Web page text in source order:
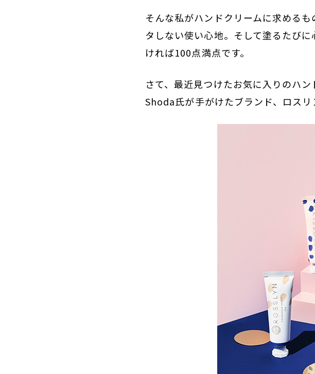
そんな私がハンドクリームに求める
タしない使い心地。そして塗るたび
ければ100点満点です。
さて、最近見つけたお気に入りのハ
Shoda氏が手がけたブランド、ロスリ